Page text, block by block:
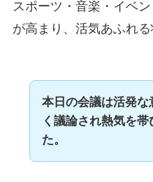
スポーツ・音楽・イベ
が高まり、活気あふれる
本日の会議は活発な
く議論され熱気を帯
た。